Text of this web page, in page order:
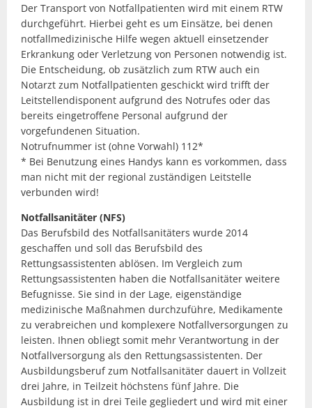
Der Transport von Notfallpatienten wird mit einem RTW
durchgeführt. Hierbei geht es um Einsätze, bei denen
notfallmedizinische Hilfe wegen aktuell einsetzender
Erkrankung oder Verletzung von Personen notwendig ist.
Die Entscheidung, ob zusätzlich zum RTW auch ein
Notarzt zum Notfallpatienten geschickt wird trifft der
Leitstellendisponent aufgrund des Notrufes oder das
bereits eingetroffene Personal aufgrund der
vorgefundenen Situation.
Notrufnummer ist (ohne Vorwahl) 112*
* Bei Benutzung eines Handys kann es vorkommen, dass
man nicht mit der regional zuständigen Leitstelle
verbunden wird!
Notfallsanitäter (NFS)
Das Berufsbild des Notfallsanitäters wurde 2014
geschaffen und soll das Berufsbild des
Rettungsassistenten ablösen. Im Vergleich zum
Rettungsassistenten haben die Notfallsanitäter weitere
Befugnisse. Sie sind in der Lage, eigenständige
medizinische Maßnahmen durchzuführe, Medikamente
zu verabreichen und komplexere Notfallversorgungen zu
leisten. Ihnen obliegt somit mehr Verantwortung in der
Notfallversorgung als den Rettungsassistenten. Der
Ausbildungsberuf zum Notfallsanitäter dauert in Vollzeit
drei Jahre, in Teilzeit höchstens fünf Jahre. Die
Ausbildung ist in drei Teile gegliedert und wird mit einer